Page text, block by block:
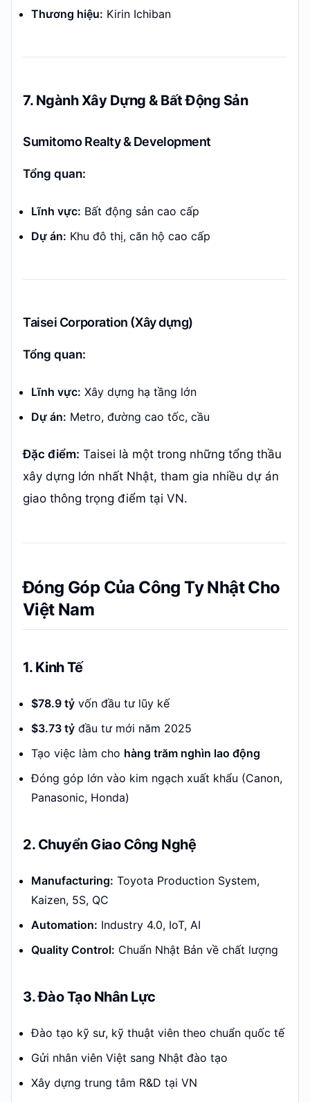
Thương hiệu: Kirin Ichiban
7. Ngành Xây Dựng & Bất Động Sản
Sumitomo Realty & Development
Tổng quan:
Lĩnh vực: Bất động sản cao cấp
Dự án: Khu đô thị, căn hộ cao cấp
Taisei Corporation (Xây dựng)
Tổng quan:
Lĩnh vực: Xây dựng hạ tầng lớn
Dự án: Metro, đường cao tốc, cầu
Đặc điểm: Taisei là một trong những tổng thầu
xây dựng lớn nhất Nhật, tham gia nhiều dự án
giao thông trọng điểm tại VN.
Đóng Góp Của Công Ty Nhật Cho
Việt Nam
1. Kinh Tế
$78.9 tỷ vốn đầu tư lũy kế
$3.73 tỷ đầu tư mới năm 2025
Tạo việc làm cho hàng trăm nghìn lao động
Đóng góp lớn vào kim ngạch xuất khẩu (Canon,
Panasonic, Honda)
2. Chuyển Giao Công Nghệ
Manufacturing: Toyota Production System,
Kaizen, 5S, QC
Automation: Industry 4.0, IoT, AI
Quality Control: Chuẩn Nhật Bản về chất lượng
3. Đào Tạo Nhân Lực
Đào tạo kỹ sư, kỹ thuật viên theo chuẩn quốc tế
Gửi nhân viên Việt sang Nhật đào tạo
Xây dựng trung tâm R&D tại VN